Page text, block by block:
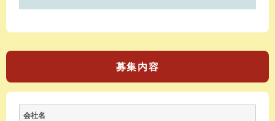
募集内容
会社名